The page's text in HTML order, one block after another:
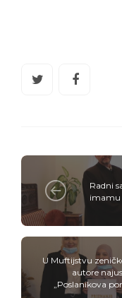
Radni
imamu
U Muftijstvu
autore
„Poslanikova